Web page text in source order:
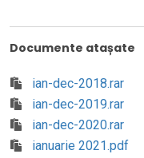
Documente atașate
ian-dec-2018.rar
ian-dec-2019.rar
ian-dec-2020.rar
ianuarie 2021.pdf